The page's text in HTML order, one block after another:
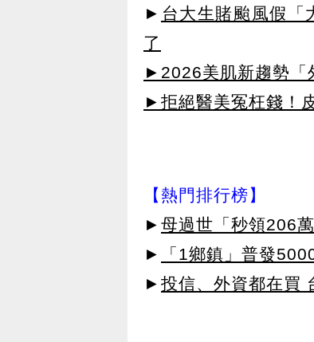
► 台大生賭颱風假「
了
►2026美肌新趨勢「
►拒絕醫美冤枉錢！
【熱門排行榜】
► 母過世「秒領206
►
「1鄉鎮」普發
► 投信、外資都在買